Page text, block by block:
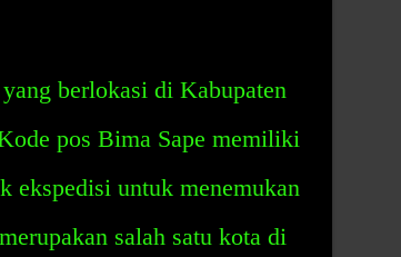
berlokasi di Kabupaten
pos Bima Sape memiliki
ekspedisi untuk menemukan
salah satu kota di